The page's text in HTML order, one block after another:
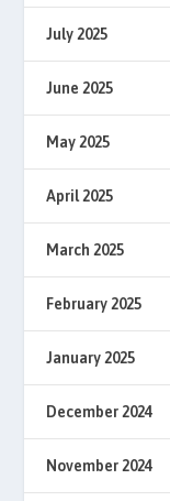
July 2025
June 2025
May 2025
April 2025
March 2025
February 2025
January 2025
December 2024
November 2024